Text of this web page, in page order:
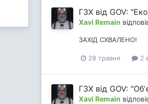
ГЗХ від GOV:
Xavi Remain
ЗАХІД СХВАЛЕНО!
28 травня 2
ГЗХ від GOV:
Xavi Remain